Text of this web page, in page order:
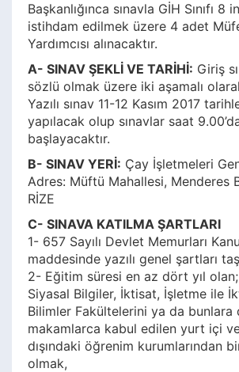
Başkanlığınca sınavla GİH Sınıfı 8
istihdam edilmek üzere 4 adet
Yardımcısı alınacaktır.
A- SINAV ŞEKLİ VE TARİHİ: Giriş
sözlü olmak üzere iki aşamalı
Yazılı sınav 11-12 Kasım 2017
yapılacak olup sınavlar saat
başlayacaktır.
B- SINAV YERİ: Çay İşletmeleri
Adres: Müftü Mahallesi, Menderes
RİZE
C- SINAVA KATILMA ŞARTLARI
1- 657 Sayılı Devlet Memurları
maddesinde yazılı genel şartları
2- Eğitim süresi en az dört yıl
Siyasal Bilgiler, İktisat, İşletme ile
Bilimler Fakültelerini ya da
makamlarca kabul edilen yurt içi
dışındaki öğrenim kurumlarından
olmak,